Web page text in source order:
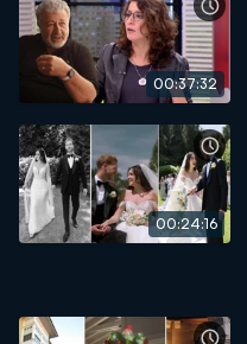
00:37:32
00:24:16